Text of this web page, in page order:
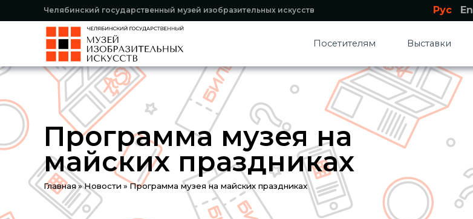
Челябинский государственный музей изобразительных искусств Рус En
Посетителям Выставки
Программа музея на
майских праздниках
Вы
здесь
Главная»Новости » Программа музея на майских праздниках